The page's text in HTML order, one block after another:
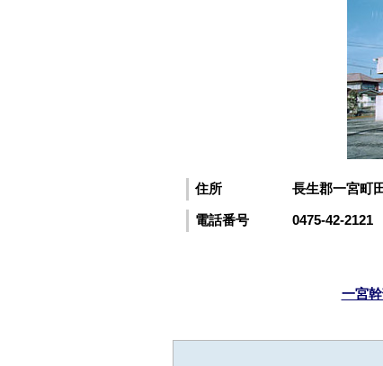
住所 長生郡一宮町
電話番号 0475-42-2121
一宮